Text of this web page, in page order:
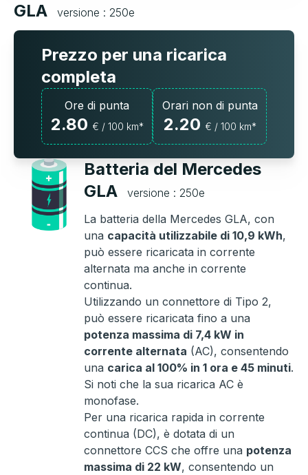
GLA
versione : 250e
Prezzo per una ricarica
completa
Ore di punta
2.80 € / 100 km*
Orari non di punta
2.20 € / 100 km*
Batteria del Mercedes
GLA
versione : 250e
La batteria della Mercedes GLA, con
una capacità utilizzabile di 10,9 kWh,
può essere ricaricata in corrente
alternata ma anche in corrente
continua.
Utilizzando un connettore di Tipo 2,
può essere ricaricata fino a una
potenza massima di 7,4 kW in
corrente alternata (AC), consentendo
una carica al 100% in 1 ora e 45 minuti.
Si noti che la sua ricarica AC è
monofase.
Per una ricarica rapida in corrente
continua (DC), è dotata di un
connettore CCS che offre una potenza
massima di 22 kW, consentendo un